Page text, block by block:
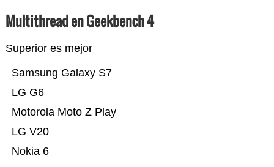
Multithread en Geekbench 4
Superior es mejor
Nokia 6
LG V20
Motorola Moto Z Play
LG G6
Samsung Galaxy S7